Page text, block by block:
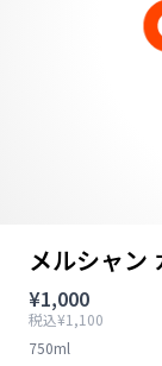
メルシャン
¥1,000
税込¥1,100
750ml